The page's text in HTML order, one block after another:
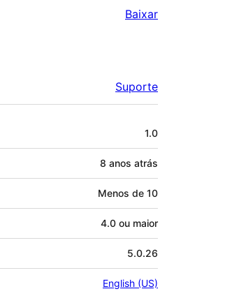
Baixar
Suporte
1.0
8 anos atrás
Menos de 10
4.0 ou maior
5.0.26
English (US)